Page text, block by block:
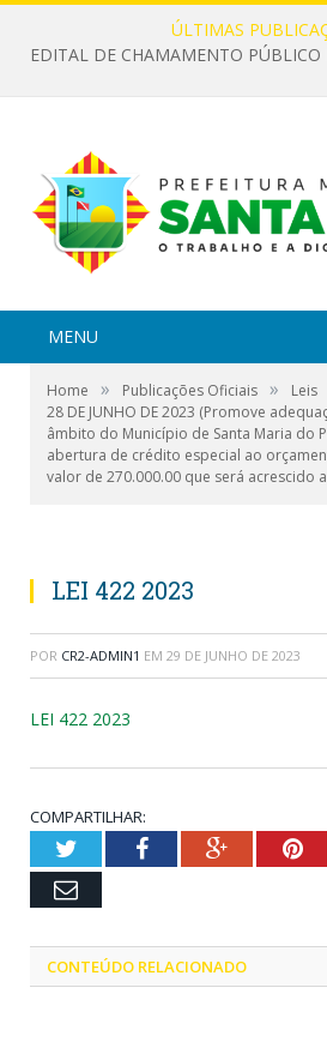
ÚLTIMAS
MENU
Home » Publicações Oficiais » Leis
28 DE JUNHO DE 2023 (Promove
âmbito do Município de Santa Maria do
abertura de crédito especial ao
valor de 270.000.00 que será acrescido
LEI 422 2023
POR CR2-ADMIN1 EM 29 DE JUNHO DE 2023
LEI 422 2023
COMPARTILHAR:
TwitterFacebookGoogle+
Email
CONTEÚDO RELACIONADO